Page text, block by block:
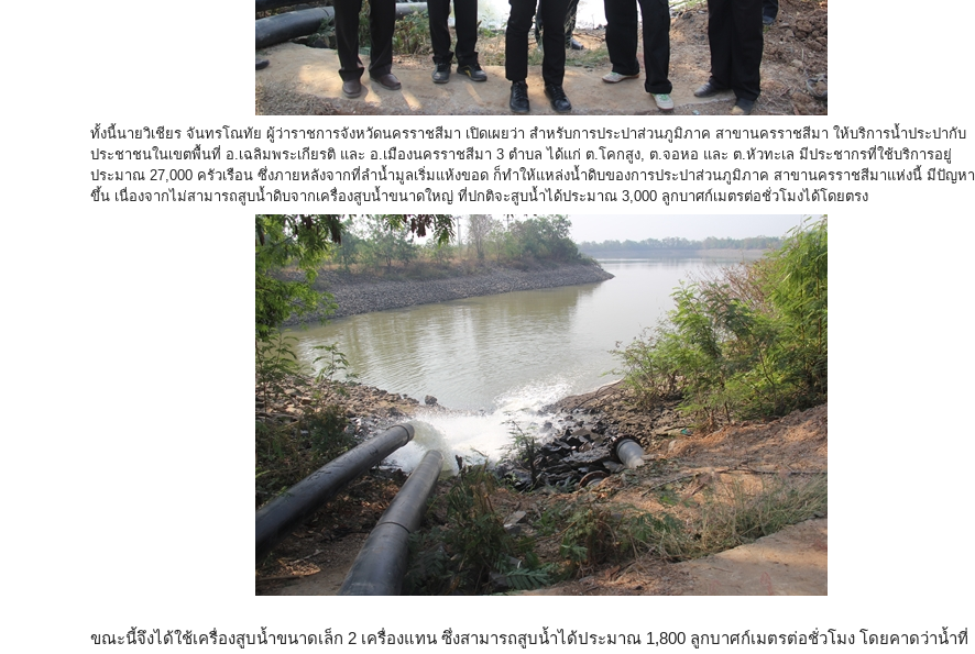
ทั้งนี้นายวิเชียร จันทรโณทัย ผู้ว่าราชการจังหวัดนครราชสีมา เปิดเผยว่า สำหรับการประปาส่วนภูมิภาค สาขานครราชสีมา ให้บริการน้ำประปากับ
ประชาชนในเขตพื้นที่ อ.เฉลิมพระเกียรติ และ อ.เมืองนครราชสีมา 3 ตำบล ได้แก่ ต.โคกสูง, ต.จอหอ และ ต.หัวทะเล มีประชากรที่ใช้บริการอยู่
ประมาณ 27,000 ครัวเรือน ซึ่งภายหลังจากที่ลำน้ำมูลเริ่มแห้งขอด ก็ทำให้แหล่งน้ำดิบของการประปาส่วนภูมิภาค สาขานครราชสีมาแห่งนี้ มีปัญหา
ขึ้น เนื่องจากไม่สามารถสูบน้ำดิบจากเครื่องสูบน้ำขนาดใหญ่ ที่ปกติจะสูบน้ำได้ประมาณ 3,000 ลูกบาศก์เมตรต่อชั่วโมงได้โดยตรง
ขณะนี้จึงได้ใช้เครื่องสูบน้ำขนาดเล็ก 2 เครื่องแทน ซึ่งสามารถสูบน้ำได้ประมาณ 1,800 ลูกบาศก์เมตรต่อชั่วโมง โดยคาดว่าน้ำที่